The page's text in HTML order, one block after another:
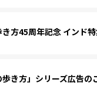
方45周年記念 インド
歩き方」シリーズ広告の